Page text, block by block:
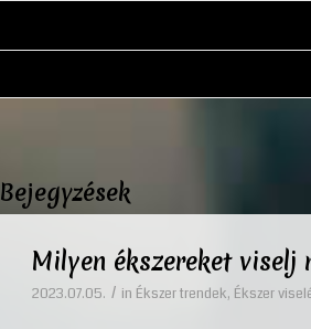
Bejegyzések
Milyen ékszereket viselj
2023.07.05. / in Ékszer trendek, Ékszer